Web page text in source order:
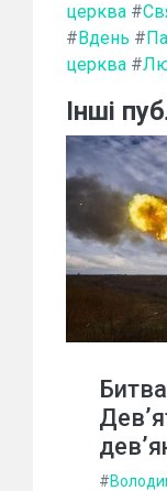
церква #
# Вдень #
церква #
Інші
#